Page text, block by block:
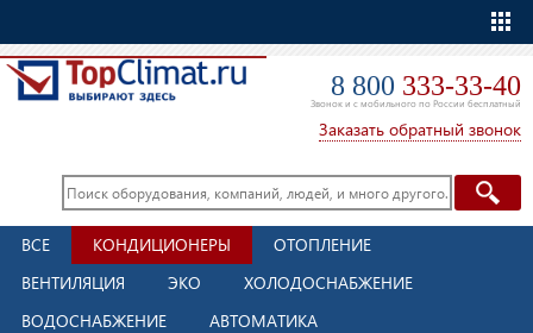
8 800 333-33-40
Звонок и с мобильного по России бесплатный
Заказать обратный звонок
ВСЕ КОНДИЦИОНЕРЫ
ОТОПЛЕНИЕ
ВЕНТИЛЯЦИЯ
ЭКО
ХОЛОДОСНАБЖЕНИЕ
ВОДОСНАБЖЕНИЕ
АВТОМАТИКА